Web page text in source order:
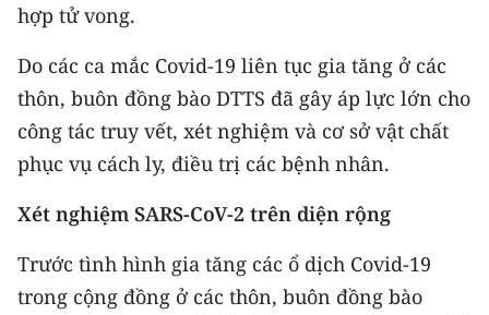
ENGLISH
中文
FRANÇAIS
РУССКИЙ
ESPAÑOL
한국어
hợp tử vong.
Do các ca mắc Covid-19 liên tục gia tăng ở các
thôn, buôn đồng bào DTTS đã gây áp lực lớn cho
công tác truy vết, xét nghiệm và cơ sở vật chất
phục vụ cách ly, điều trị các bệnh nhân.
Xét nghiệm SARS-CoV-2 trên diện rộng
Trước tình hình gia tăng các ổ dịch Covid-19
trong cộng đồng ở các thôn, buôn đồng bào